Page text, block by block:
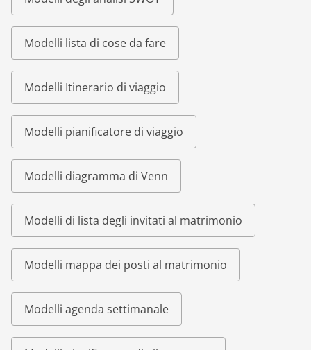
Modelli lista di cose da fare
Modelli Itinerario di viaggio
Modelli pianificatore di viaggio
Modelli diagramma di Venn
Modelli di lista degli invitati al matrimonio
Modelli mappa dei posti al matrimonio
Modelli agenda settimanale